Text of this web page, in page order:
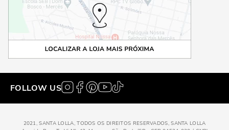
FOLLOW US
2021, SANTA LOLLA, TODOS OS DIREITOS RESERVADOS, SANTA LOLLA